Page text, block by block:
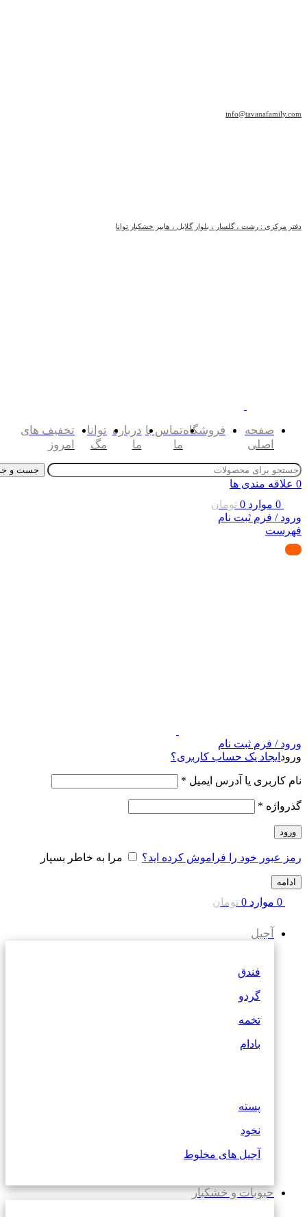
info@tavanafamily.com
دفتر مرکزی : رشت ، گلسار ، بلوار گلایل ، هایپر خشکبار توانا
صفحه
اصلی
فروشگاهتماس با
ما
درباره
ما
توانا
مگ
تخفیف های
امروز
جست و
0 علاقه مندی ها
0 موارد 0 تومان
ورود / فرم ثبت نام
فهرست
ورود / فرم ثبت نام
ورود ایجاد یک حساب کاربری؟
نام کاربری یا آدرس ایمیل *
گذرواژه *
ورود
رمز عبور خود را فراموش کرده اید؟ مرا به خاطر بسپار
ادامه
0 موارد 0 تومان
آجیل
فندق
گردو
تخمه
بادام
پسته
نخود
آجیل های مخلوط
حبوبات و خشکبار